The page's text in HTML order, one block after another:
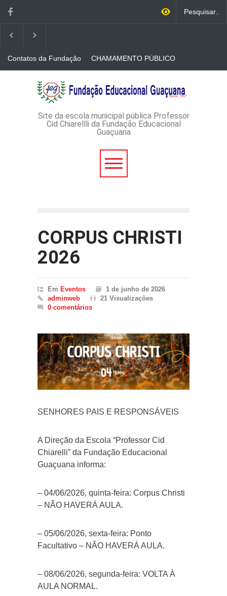
Contatos da Fundação
CHAMAMENTO PÚBLICO
CREDENCIAMENTO DE
IMPRESSOS
AVISO DE DISPENSA DE
LICITAÇÃO - DISPENSA DE
LICITAÇÃO Nº 53/2026-
ADMINISTRATIVO Nº
Site da escola municipal pública Professor
Cid Chiarellli da Fundação Educacional
Guaçuana
CORPUS CHRISTI
2026
Em Eventos
1 de junho de 2026
adminweb
21 Visualizações
0 comentários
SENHORES PAIS E RESPONSÁVEIS
A Direção da Escola “Professor Cid
Chiarelli” da Fundação Educacional
Guaçuana informa:
– 04/06/2026, quinta-feira: Corpus Christi
– NÃO HAVERÁ AULA.
– 05/06/2026, sexta-feira: Ponto
Facultativo – NÃO HAVERÁ AULA.
– 08/06/2026, segunda-feira: VOLTA À
AULA NORMAL.